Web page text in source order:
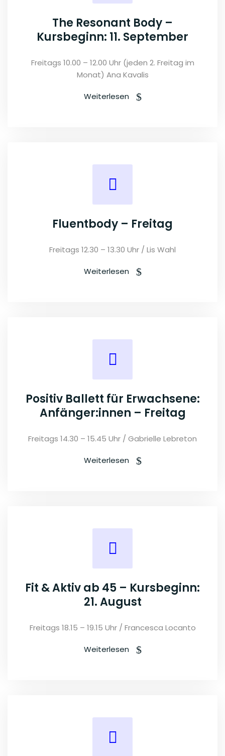
The Resonant Body –
Kursbeginn: 11. September
Freitags 10.00 – 12.00 Uhr (jeden 2. Freitag im
Monat) Ana Kavalis
Weiterlesen
Fluentbody – Freitag
Freitags 12.30 – 13.30 Uhr / Lis Wahl
Weiterlesen
Positiv Ballett für Erwachsene:
Anfänger:innen – Freitag
Freitags 14.30 – 15.45 Uhr / Gabrielle Lebreton
Weiterlesen
Fit & Aktiv ab 45 – Kursbeginn:
21. August
Freitags 18.15 – 19.15 Uhr / Francesca Locanto
Weiterlesen